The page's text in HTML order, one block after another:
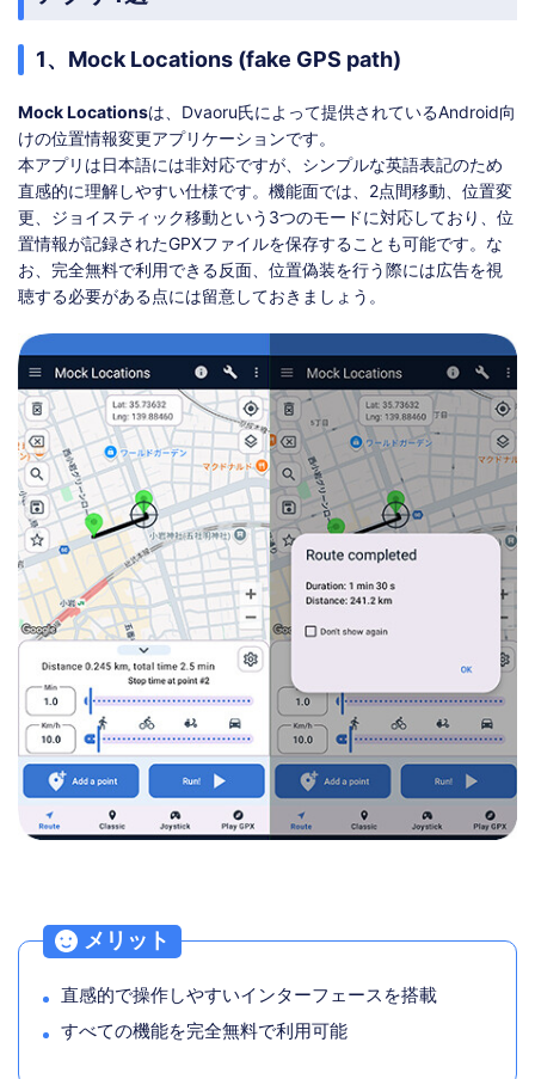
1、Mock Locations (fake GPS path)
Mock Locationsは、Dvaoru氏によって提供されているAndroid向
けの位置情報変更アプリケーションです。
本アプリは日本語には非対応ですが、シンプルな英語表記のため
直感的に理解しやすい仕様です。機能面では、2点間移動、位置変
更、ジョイスティック移動という3つのモードに対応しており、位
置情報が記録されたGPXファイルを保存することも可能です。な
お、完全無料で利用できる反面、位置偽装を行う際には広告を視
聴する必要がある点には留意しておきましょう。
メリット
直感的で操作しやすいインターフェースを搭載
すべての機能を完全無料で利用可能